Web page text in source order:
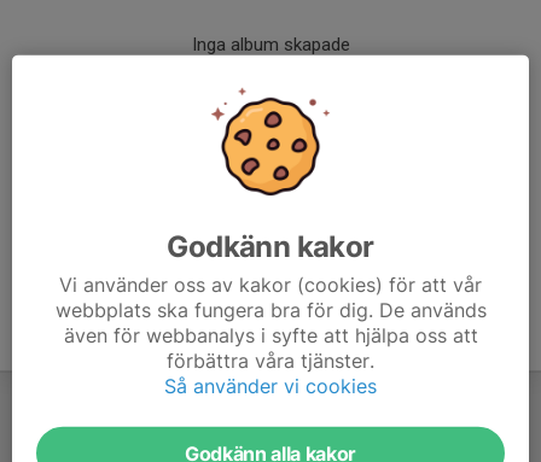
Inga album skapade
Godkänn kakor
Vi använder oss av kakor (cookies) för att vår
webbplats ska fungera bra för dig. De används
även för webbanalys i syfte att hjälpa oss att
förbättra våra tjänster.
Så använder vi cookies
Godkänn alla kakor